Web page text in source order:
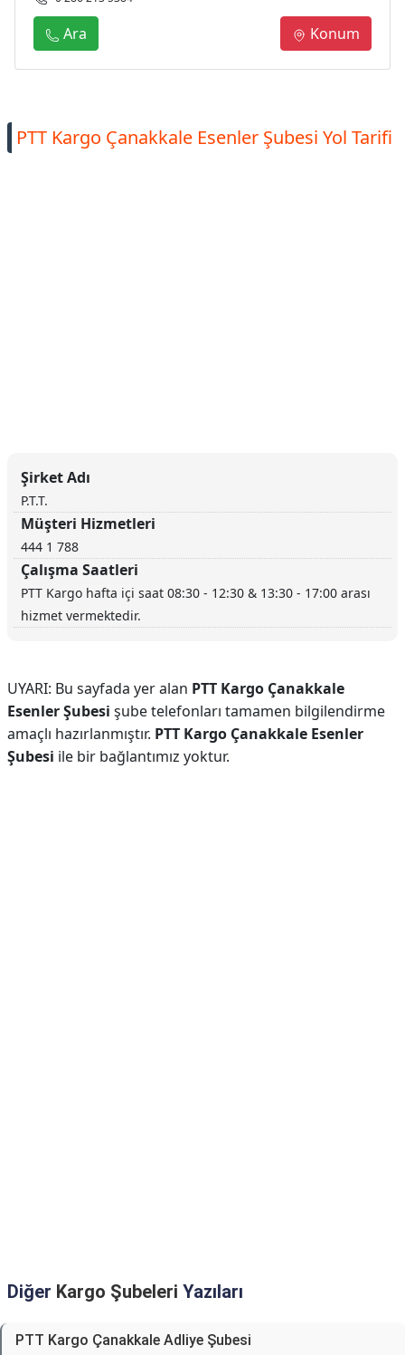
Ara Konum
PTT Kargo Çanakkale Esenler Şubesi Yol Tarifi
Şirket Adı
P.T.T.
Müşteri Hizmetleri
444 1 788
Çalışma Saatleri
PTT Kargo hafta içi saat 08:30 - 12:30 & 13:30 - 17:00 arası
hizmet vermektedir.
UYARI: Bu sayfada yer alan PTT Kargo Çanakkale
Esenler Şubesi şube telefonları tamamen bilgilendirme
amaçlı hazırlanmıştır. PTT Kargo Çanakkale Esenler
Şubesi ile bir bağlantımız yoktur.
Diğer Kargo Şubeleri Yazıları
PTT Kargo Çanakkale Adliye Şubesi